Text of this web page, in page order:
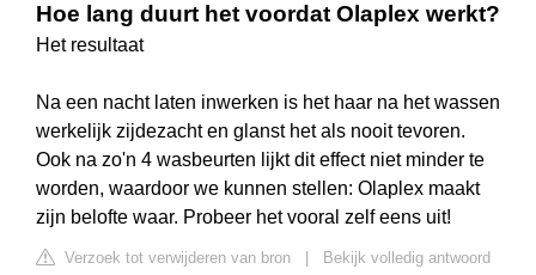
Hoe lang duurt het voordat Olaplex werkt?
Het resultaat
Na een nacht laten inwerken is het haar na het wassen
werkelijk zijdezacht en glanst het als nooit tevoren.
Ook na zo'n 4 wasbeurten lijkt dit effect niet minder te
worden, waardoor we kunnen stellen: Olaplex maakt
zijn belofte waar. Probeer het vooral zelf eens uit!
Verzoek tot verwijderen van bron
Bekijk volledig antwoord